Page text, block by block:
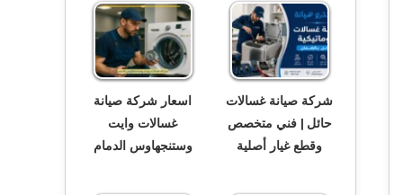
شركة صيانة غسالات
حائل | فني متخصص
وقطع غيار أصلية
اسعار شركة صيانة
غسالات وايت
وستنجهاوس الدمام